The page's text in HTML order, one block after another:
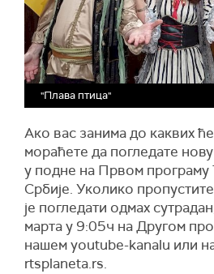
"Плава птица"
Ако вас занима до каквих
мораћете да погледате
у подне на Првом програму
Србије. Уколико
је погледати одмах
марта у 9:05ч на Другом
нашем youtube-kanalu или
rtsplaneta.rs.